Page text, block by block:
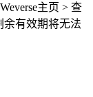
主页 > 查
余有效期将无法